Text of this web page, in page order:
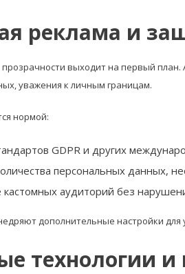
реклама и
выходит на первый
уважения к личным границам.
нормой:
GDPR и других
персональных данных,
кастомных аудиторий без
дополнительные настройки
технологии